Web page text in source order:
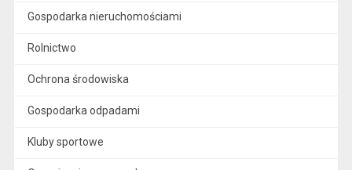
Gospodarka nieruchomościami
Rolnictwo
Ochrona środowiska
Gospodarka odpadami
Kluby sportowe